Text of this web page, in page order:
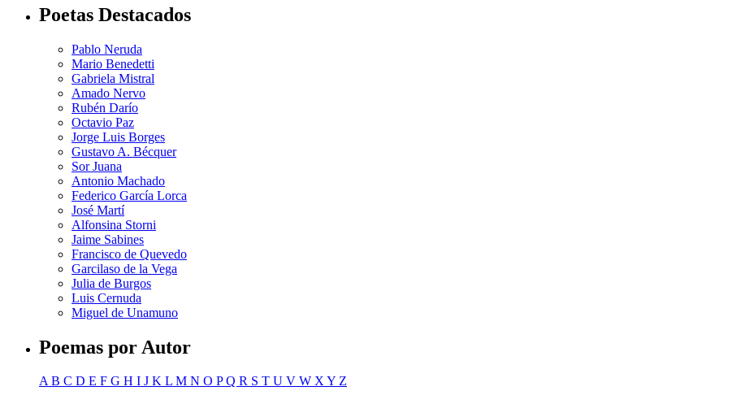
Poetas Destacados
Pablo Neruda
Mario Benedetti
Gabriela Mistral
Amado Nervo
Rubén Darío
Octavio Paz
Jorge Luis Borges
Gustavo A. Bécquer
Sor Juana
Antonio Machado
Federico García Lorca
José Martí
Alfonsina Storni
Jaime Sabines
Francisco de Quevedo
Garcilaso de la Vega
Julia de Burgos
Luis Cernuda
Miguel de Unamuno
Poemas por Autor
AB C D E F G H I J K L M N O PQ R S T U V W XY Z